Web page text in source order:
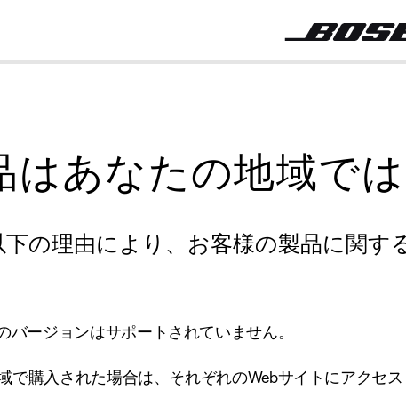
はあなたの地域で
の理由により、お客様の製品に関す
バージョンはサポートされていません。
で購入された場合は、それぞれのWebサイトにアクセ